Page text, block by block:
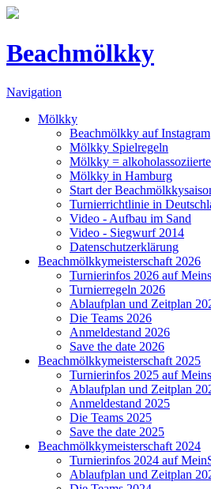
Beachmölkky
Navigation
Mölkky
Beachmölkky auf Instagram
Mölkky Spielregeln
Mölkky =
Mölkky in Hamburg
Start der
Turnierrichtlinie in
Video - Aufbau im Sand
Video - Siegwurf 2014
Datenschutzerklärung
Beachmölkkymeisterschaft 2026
Turnierinfos 2026 auf
Turnierregeln 2026
Ablaufplan und Zeitplan
Die Teams 2026
Anmeldestand 2026
Save the date 2026
Beachmölkkymeisterschaft 2025
Turnierinfos 2025 auf
Ablaufplan und Zeitplan
Anmeldestand 2025
Die Teams 2025
Save the date 2025
Beachmölkkymeisterschaft 2024
Turnierinfos 2024 auf
Ablaufplan und Zeitplan